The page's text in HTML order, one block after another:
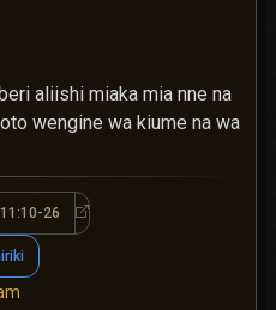
aliishi miaka mia nne na
wengine wa kiume na wa
26 Mwanzo 11:10-26
32